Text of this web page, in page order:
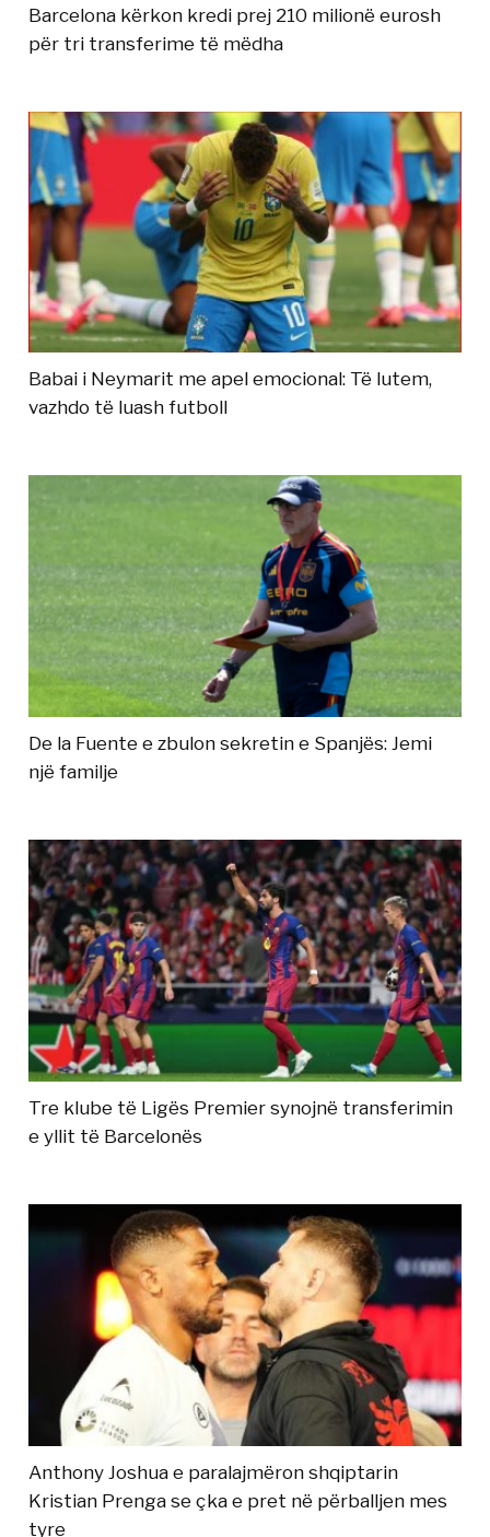
Barcelona kërkon kredi prej 210 milionë eurosh
për tri transferime të mëdha
Babai i Neymarit me apel emocional: Të lutem,
vazhdo të luash futboll
De la Fuente e zbulon sekretin e Spanjës: Jemi
një familje
Tre klube të Ligës Premier synojnë transferimin
e yllit të Barcelonës
Anthony Joshua e paralajmëron shqiptarin
Kristian Prenga se çka e pret në përballjen mes
tyre